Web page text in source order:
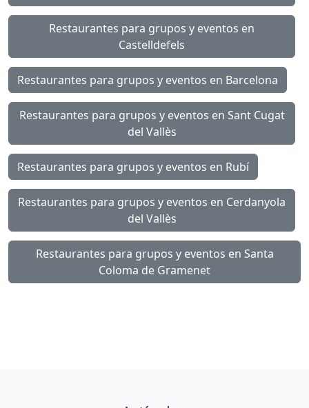
Restaurantes para grupos y eventos en
Castelldefels
Restaurantes para grupos y eventos en Barcelona
Restaurantes para grupos y eventos en Sant Cugat
del Vallès
Restaurantes para grupos y eventos en Rubí
Restaurantes para grupos y eventos en Cerdanyola
del Vallès
Restaurantes para grupos y eventos en Santa
Coloma de Gramenet